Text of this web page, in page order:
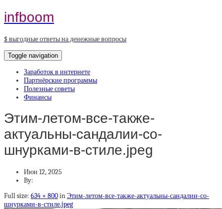
infboom
$ выгодные ответы на денежные вопросы
Toggle navigation
Заработок в интернете
Партнёрские программы
Полезные советы
Финансы
Этим-летом-все-также-
актуальны-сандалии-со-
шнурками-в-стиле.jpeg
Июн 12, 2025
By:
Full size: 634 × 800inЭтим-летом-все-также-актуальны-сандалии-со-
шнурками-в-стиле.jpeg